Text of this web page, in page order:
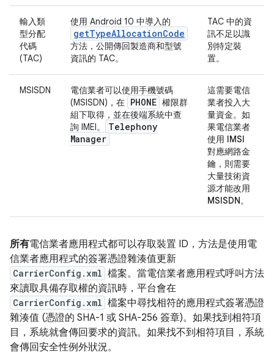
輸入類
型分配
代碼
(TAC)
使用 Android 10 中導入的
getTypeAllocationCode
方法，公開傳回製造商和型號
資訊的 TAC。
TAC 中的資
訊不足以識
別特定裝
置。
MSISDN
電信業者可以使用手機號碼
(MSISDN)，在 PHONE 權限群
組下取得，並在後端系統中查
詢 IMEI。
Telephony
Manager
這需要電信
業者投入大
量資金。如
果電信業者
使用 IMSI
對應網路金
鑰，則需要
大量技術資
源才能改用
MSISDN。
所有電信業者應用程式都可以存取裝置 ID，方法是使用電
信業者應用程式的簽署憑證雜湊值更新
CarrierConfig.xml 檔案。當電信業者應用程式呼叫方法
來讀取具備存取權的資訊時，平台會在
CarrierConfig.xml 檔案中尋找相符的應用程式簽署憑證
雜湊值 (憑證的 SHA-1 或 SHA-256 簽章)。如果找到相符項
目，系統就會傳回要求的資訊。如果找不到相符項目，系統
會傳回安全性例外狀況。